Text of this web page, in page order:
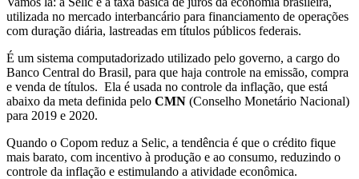
utilizada no mercado interbancário para financiamento de operações
com duração diária, lastreadas em títulos públicos federais.
É um sistema computadorizado utilizado pelo governo, a cargo do
Banco Central do Brasil, para que haja controle na emissão, compra
e venda de títulos. Ela é usada no controle da inflação, que está
abaixo da meta definida pelo CMN (Conselho Monetário Nacional)
para 2019 e 2020.
Quando o Copom reduz a Selic, a tendência é que o crédito fique
mais barato, com incentivo à produção e ao consumo, reduzindo o
controle da inflação e estimulando a atividade econômica.